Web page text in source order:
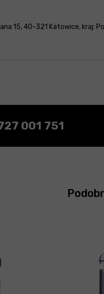
15, 40-321 Katowice, kraj:
001 751